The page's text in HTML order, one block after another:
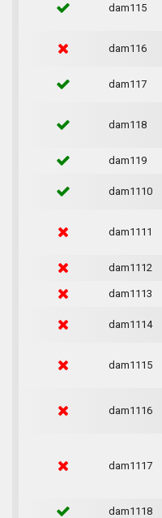
dam115
dam116
dam117
dam118
dam119
dam1110
dam1111
dam1112
dam1113
dam1114
dam1115
dam1116
dam1117
dam1118